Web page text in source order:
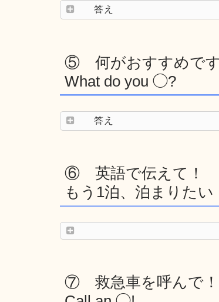
答え
⑤ 何がおすすめです
What do you ◯?
答え
⑥ 英語で伝えて！
もう1泊、泊まりたい
⑦ 救急車を呼んで！